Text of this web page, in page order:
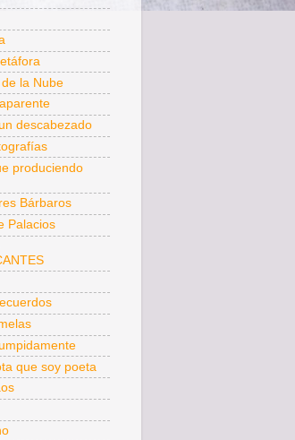
la Nube
descabezado
produciendo
Bárbaros
Palacios
que soy poeta